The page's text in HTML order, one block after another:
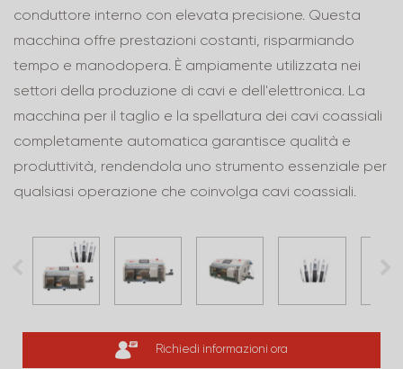
conduttore interno con elevata precisione. Questa
macchina offre prestazioni costanti, risparmiando
tempo e manodopera. È ampiamente utilizzata nei
settori della produzione di cavi e dell'elettronica. La
macchina per il taglio e la spellatura dei cavi coassiali
completamente automatica garantisce qualità e
produttività, rendendola uno strumento essenziale per
qualsiasi operazione che coinvolga cavi coassiali.
Richiedi informazioni ora